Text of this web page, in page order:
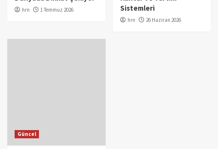
hrn 1 Temmuz 2026
Sistemleri
hrn 26 Haziran 2026
Güncel